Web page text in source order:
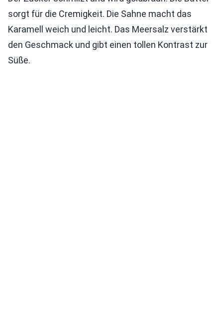
sorgt für die Cremigkeit. Die Sahne macht das
Karamell weich und leicht. Das Meersalz verstärkt
den Geschmack und gibt einen tollen Kontrast zur
Süße.